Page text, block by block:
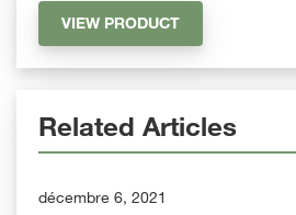
VIEW PRODUCT
Related Articles
décembre 6, 2021